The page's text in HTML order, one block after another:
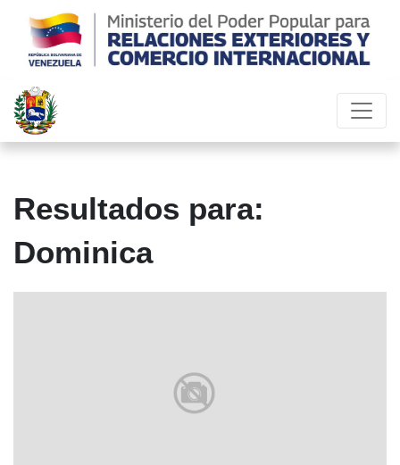
Resultados para:
Dominica